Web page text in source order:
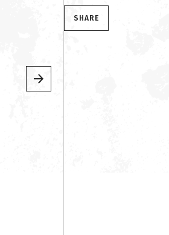
SHARE